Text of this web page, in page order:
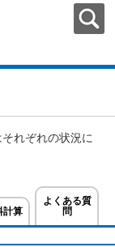
れぞれの状況に
計算
よくある質
問